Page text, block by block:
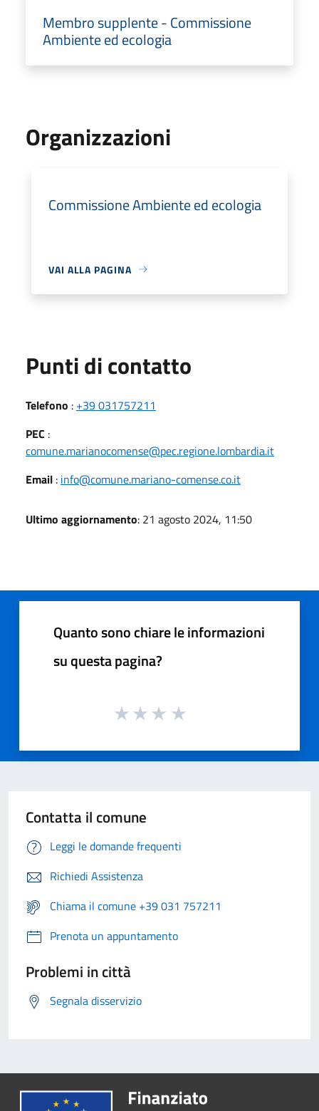
Membro supplente - Commissione
Ambiente ed ecologia
Organizzazioni
Commissione Ambiente ed ecologia
VAI ALLA PAGINA
Punti di contatto
Telefono : +39 031757211
PEC :
comune.marianocomense@pec.regione.lombardia.it
Email : info@comune.mariano-comense.co.it
Ultimo aggiornamento: 21 agosto 2024, 11:50
Quanto sono chiare le informazioni
su questa pagina?
Contatta il comune
Leggi le domande frequenti
Richiedi Assistenza
Chiama il comune +39 031 757211
Prenota un appuntamento
Problemi in città
Segnala disservizio